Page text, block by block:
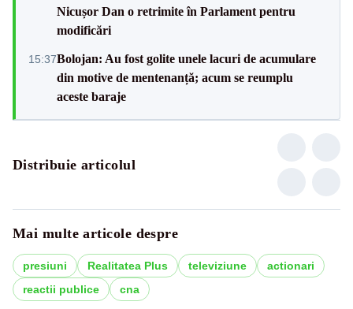
Nicușor Dan o retrimite în Parlament pentru
modificări
15:37Bolojan: Au fost golite unele lacuri de acumulare
din motive de mentenanță; acum se reumplu
aceste baraje
Distribuie articolul
Mai multe articole despre
presiuni Realitatea Plus televiziune
actionari
reactii publice
cna